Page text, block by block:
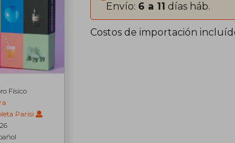
Físico
Parisi
Envío: 6 a 11 días háb.
Costos de importación